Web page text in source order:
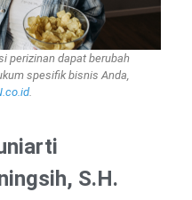
perizinan dapat berubah
spesifik bisnis Anda,
.
S.H.